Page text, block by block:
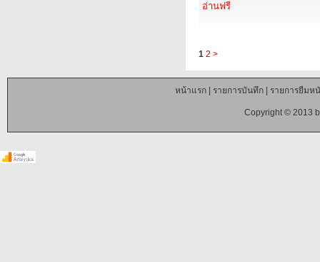
อ่านฟรี
1 2 >
หน้าแรก| รายการบันทึก| รายการยืมห
Copyright © 2013